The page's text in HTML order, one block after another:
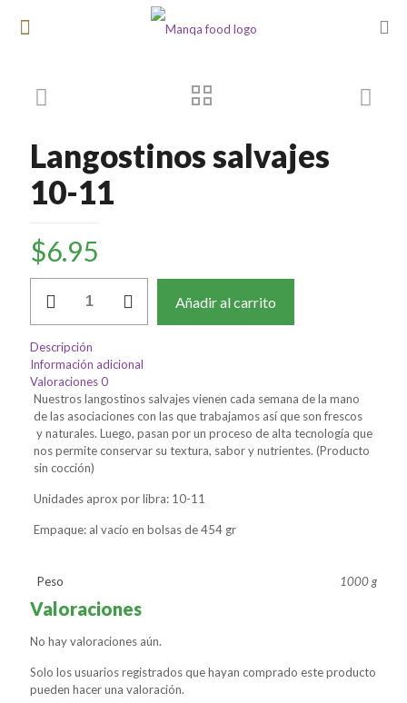
Langostinos salvajes
10-11
$6.95
cantidad
Añadir al carrito
Descripción
Información adicional
Valoraciones0
Nuestros langostinos salvajes vienen cada semana de la mano
de las asociaciones con las que trabajamos así que son frescos
y naturales. Luego, pasan por un proceso de alta tecnología que
nos permite conservar su textura, sabor y nutrientes. (Producto
sin cocción)
Unidades aprox por libra: 10-11
Empaque: al vacío en bolsas de 454 gr
Peso 1000 g
Valoraciones
No hay valoraciones aún.
Solo los usuarios registrados que hayan comprado este producto
pueden hacer una valoración.